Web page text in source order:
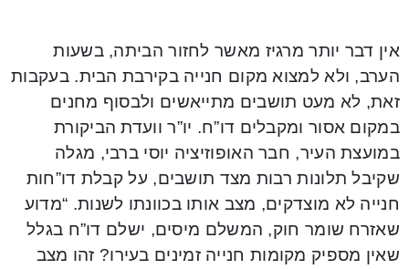
אין דבר יותר מרגיז מאשר לחזור הביתה, בשעות
הערב, ולא למצוא מקום חנייה בקירבת הבית. בעקבות
זאת, לא מעט תושבים מתייאשים ולבסוף מחנים
במקום אסור ומקבלים דו”ח. יו”ר וועדת הביקורת
במועצת העיר, חבר האופוזיציה יוסי ברבי, מגלה
שקיבל תלונות רבות מצד תושבים, על קבלת דו”חות
חנייה לא מוצדקים, מצב אותו בכוונתו לשנות. “מדוע
שאזרח שומר חוק, המשלם מיסים, ישלם דו”ח בגלל
שאין מספיק מקומות חנייה זמינים בעירו? זהו מצב